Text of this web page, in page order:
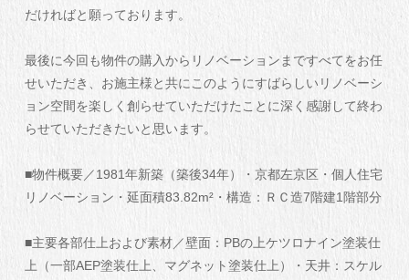
だければと願っております。
最後に今回も物件の購入からリノベーションまですべてをお任
せいただき、お施主様と共にこのようにすばらしいリノベーシ
ョン空間を楽しく創らせていただけたことに深く感謝して終わ
らせていただきたいと思います。
■物件概要／1981年新築（築後34年）・京都左京区・個人住宅
リノベーション・延面積83.82m²・構造：ＲＣ造7階建1階部分
■主要各部仕上および素材／壁面：PBの上ケツロナイン塗装仕
上（一部AEP塗装仕上、マグネット塗装仕上）・天井：スケル